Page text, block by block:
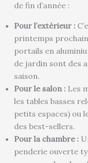
de fin d’année :
Pour l’extérieur :
printemps
portails en
de jardin sont des
saison.
Pour le salon :Les
les tables basses
petits espaces) ou
des best-sellers.
Pour la chambre :
penderie ouverte